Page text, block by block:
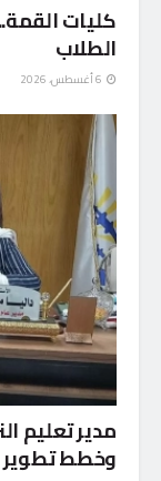
كليات
الطلاب
مدير تعليم
وخطط تطوير